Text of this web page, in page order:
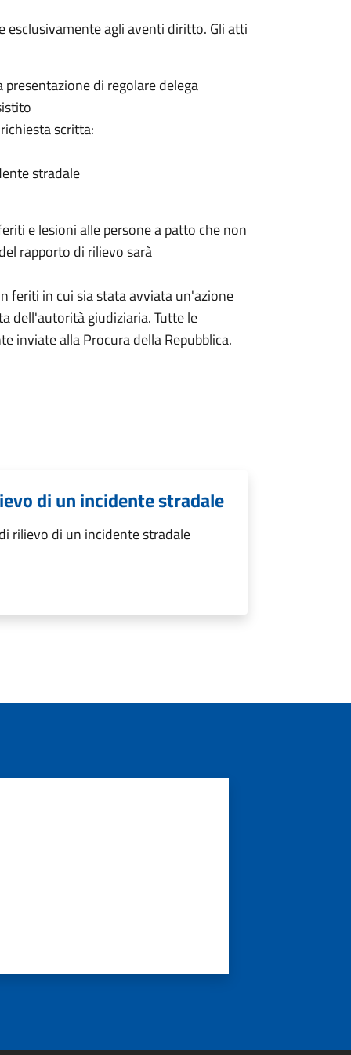
esclusivamente agli aventi diritto. Gli atti
di regolare delega
scritta:
stradale
e lesioni alle persone a patto che non
rapporto di rilievo sarà
feriti in cuisia stata avviata un'azione
dell'autorità giudiziaria. Tutte le
inviate alla Procura della Repubblica.
di un incidente stradale
rilievo di un incidente stradale